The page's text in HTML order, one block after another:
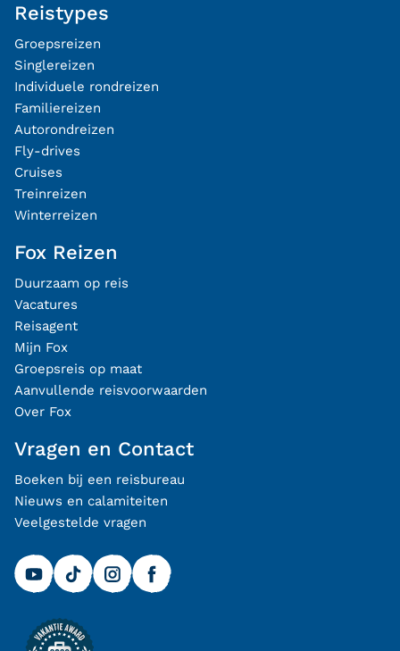
Reistypes
Groepsreizen
Singlereizen
Individuele rondreizen
Familiereizen
Autorondreizen
Fly-drives
Cruises
Treinreizen
Winterreizen
Fox Reizen
Duurzaam op reis
Vacatures
Reisagent
Mijn Fox
Groepsreis op maat
Aanvullende reisvoorwaarden
Over Fox
Vragen en Contact
Boeken bij een reisbureau
Nieuws en calamiteiten
Veelgestelde vragen